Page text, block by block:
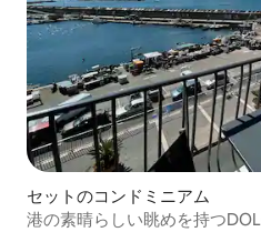
セットのコンドミニアム
港の素晴らしい眺めを持つ